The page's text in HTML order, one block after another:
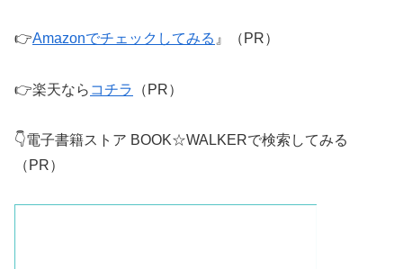
👉Amazonでチェックしてみる 』（PR）
👉楽天なら コチラ （PR）
👇電子書籍ストア BOOK☆WALKERで検索してみる
（PR）